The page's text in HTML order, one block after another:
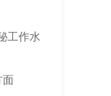
工作水
面